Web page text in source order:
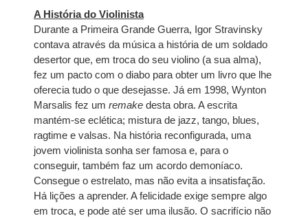
A História do Violinista
Durante a Primeira Grande Guerra, Igor Stravinsky
contava através da música a história de um soldado
desertor que, em troca do seu violino (a sua alma),
fez um pacto com o diabo para obter um livro que lhe
oferecia tudo o que desejasse. Já em 1998, Wynton
Marsalis fez um remakedesta obra. A escrita
mantém-se eclética; mistura de jazz, tango, blues,
ragtime e valsas. Na história reconfigurada, uma
jovem violinista sonha ser famosa e, para o
conseguir, também faz um acordo demoníaco.
Consegue o estrelato, mas não evita a insatisfação.
Há lições a aprender. A felicidade exige sempre algo
em troca, e pode até ser uma ilusão. O sacrifício não